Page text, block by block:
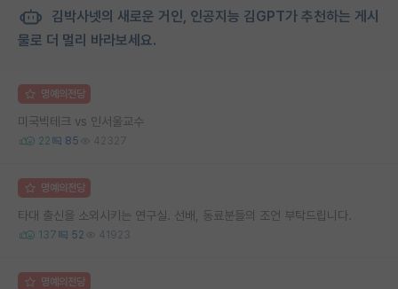
김박사넷의 새로운 거인, 인공지능 김GPT가 추천하는 게시
물로 더 멀리 바라보세요.
명예의전당
미국빅테크 vs 인서울교수
22 85 42327
명예의전당
타대 출신을 소외시키는 연구실. 선배, 동료분들의 조언 부탁드립니다.
137 52 41923
명예의전당